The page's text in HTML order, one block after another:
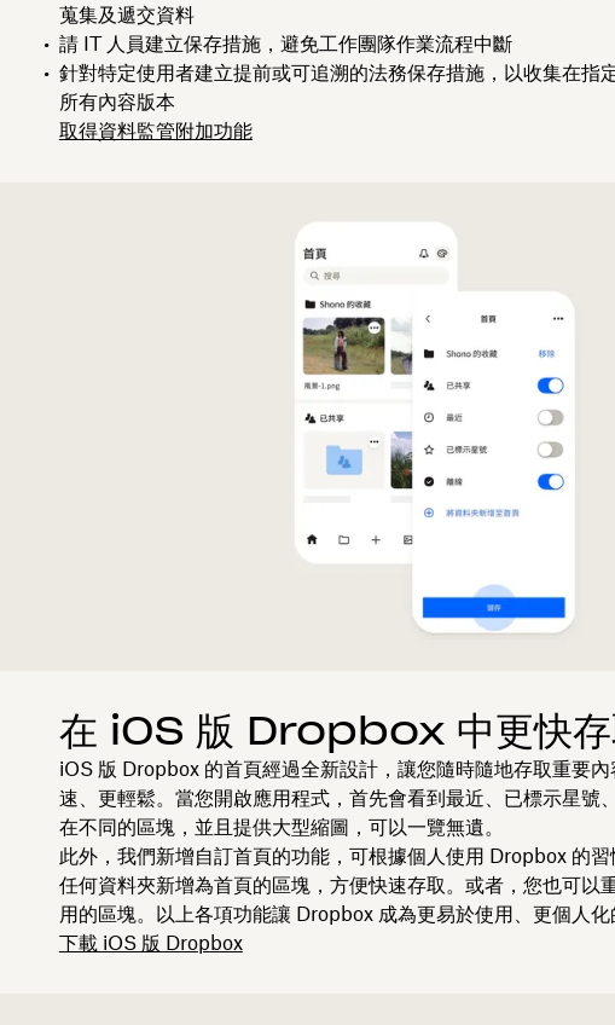
蒐集及遞交資料
請 IT 人員建立保存措施，避免工作團隊作業流程中斷
針對特定使用者建立提前或可追溯的法務保存措施，以收集在指
所有內容版本
取得資料監管附加功能
在 iOS 版 Dropbox 中更快存
iOS 版 Dropbox 的首頁經過全新設計，讓您隨時隨地存取重要
速、更輕鬆。當您開啟應用程式，首先會看到最近、已標示星號
在不同的區塊，並且提供大型縮圖，可以一覽無遺。
此外，我們新增自訂首頁的功能，可根據個人使用 Dropbox 的
任何資料夾新增為首頁的區塊，方便快速存取。或者，您也可以
用的區塊。以上各項功能讓 Dropbox 成為更易於使用、更個人化
下載 iOS 版 Dropbox